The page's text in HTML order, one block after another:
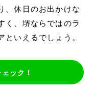
、休日のお出かけな
く、堺ならではのラ
いえるでしょう。
ック！